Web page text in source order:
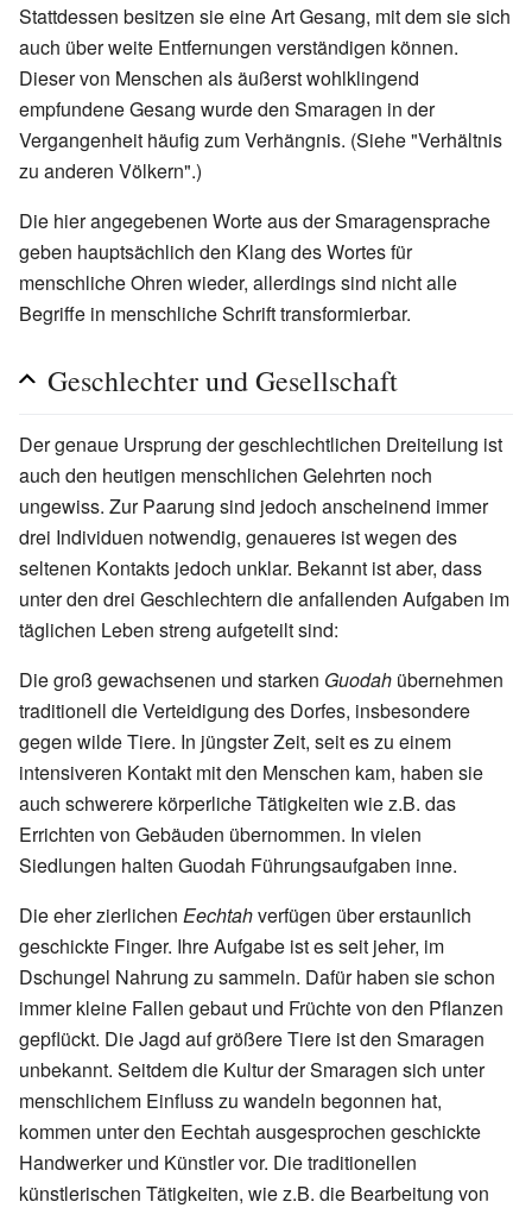
Stattdessen besitzen sie eine Art Gesang, mit dem sie sich
auch über weite Entfernungen verständigen können.
Dieser von Menschen als äußerst wohlklingend
empfundene Gesang wurde den Smaragen in der
Vergangenheit häufig zum Verhängnis. (Siehe "Verhältnis
zu anderen Völkern".)
Die hier angegebenen Worte aus der Smaragensprache
geben hauptsächlich den Klang des Wortes für
menschliche Ohren wieder, allerdings sind nicht alle
Begriffe in menschliche Schrift transformierbar.
Geschlechter und Gesellschaft
Der genaue Ursprung der geschlechtlichen Dreiteilung ist
auch den heutigen menschlichen Gelehrten noch
ungewiss. Zur Paarung sind jedoch anscheinend immer
drei Individuen notwendig, genaueres ist wegen des
seltenen Kontakts jedoch unklar. Bekannt ist aber, dass
unter den drei Geschlechtern die anfallenden Aufgaben im
täglichen Leben streng aufgeteilt sind:
Die groß gewachsenen und starken Guodah übernehmen
traditionell die Verteidigung des Dorfes, insbesondere
gegen wilde Tiere. In jüngster Zeit, seit es zu einem
intensiveren Kontakt mit den Menschen kam, haben sie
auch schwerere körperliche Tätigkeiten wie z.B. das
Errichten von Gebäuden übernommen. In vielen
Siedlungen halten Guodah Führungsaufgaben inne.
Die eher zierlichen Eechtahverfügen über erstaunlich
geschickte Finger. Ihre Aufgabe ist es seit jeher, im
Dschungel Nahrung zu sammeln. Dafür haben sie schon
immer kleine Fallen gebaut und Früchte von den Pflanzen
gepflückt. Die Jagd auf größere Tiere ist den Smaragen
unbekannt. Seitdem die Kultur der Smaragen sich unter
menschlichem Einfluss zu wandeln begonnen hat,
kommen unter den Eechtah ausgesprochen geschickte
Handwerker und Künstler vor. Die traditionellen
künstlerischen Tätigkeiten, wie z.B. die Bearbeitung von